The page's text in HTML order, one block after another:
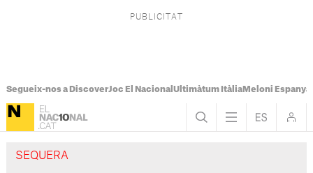
Segueix-nos a DiscoverJoc El Nacional Ultimàtum ItàliaMeloni Espanya
SEQUERA